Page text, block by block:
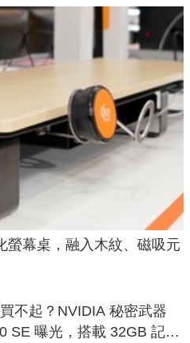
螢幕桌，融入木紋、磁吸元
不起？NVIDIA 秘密武器
SE 曝光，搭載 32GB 記憶